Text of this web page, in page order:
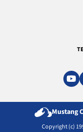
Mustang
Copyright (c)